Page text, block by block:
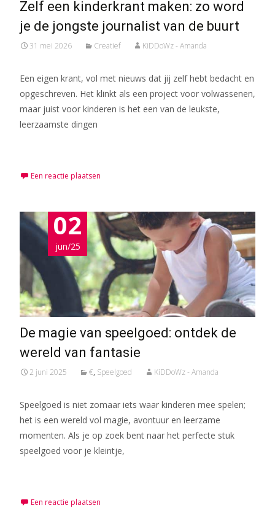
Zelf een kinderkrant maken: zo word
je de jongste journalist van de buurt
31 mei 2026 Creatief KiDDoWz - Amanda
Een eigen krant, vol met nieuws dat jij zelf hebt bedacht en
opgeschreven. Het klinkt als een project voor volwassenen,
maar juist voor kinderen is het een van de leukste,
leerzaamste dingen
Een reactie plaatsen
02
jun/25
De magie van speelgoed: ontdek de
wereld van fantasie
2 juni 2025 €, Speelgoed KiDDoWz - Amanda
Speelgoed is niet zomaar iets waar kinderen mee spelen;
het is een wereld vol magie, avontuur en leerzame
momenten. Als je op zoek bent naar het perfecte stuk
speelgoed voor je kleintje,
Een reactie plaatsen